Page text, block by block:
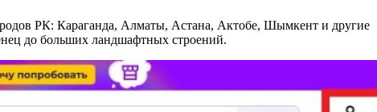
РК: Караганда, Алматы, Астана, Актобе, Шымкент и другие
до больших ландшафтных строений.